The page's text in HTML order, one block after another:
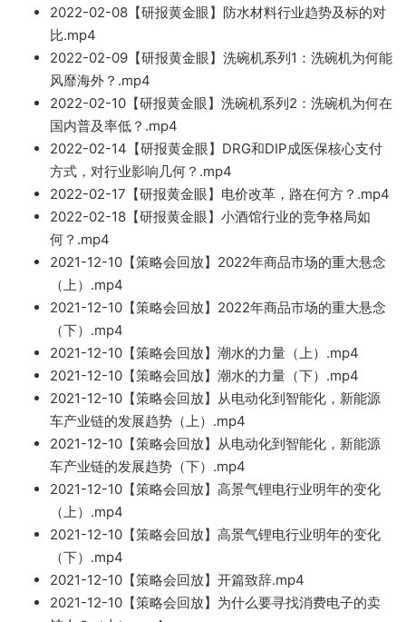
2022-02-08【研报黄金眼】防水材料行业趋势及标的对
比.mp4
2022-02-09【研报黄金眼】洗碗机系列1：洗碗机为何能
风靡海外 ？.mp4
2022-02-10【研报黄金眼】洗碗机系列2：洗碗机为何在
国内普及率低？.mp4
2022-02-14【研报黄金眼】DRG和DIP成医保核心支付
方式，对行业影响几何？.mp4
2022-02-17【研报黄金眼】电价改革，路在何方？.mp4
2022-02-18【研报黄金眼】小酒馆行业的竞争格局如
何？.mp4
2021-12-10【策略会回放】2022年商品市场的重大悬念
（上）.mp4
2021-12-10【策略会回放】2022年商品市场的重大悬念
（下）.mp4
2021-12-10【策略会回放】潮水的力量（上） .mp4
2021-12-10【策略会回放】潮水的力量（下）.mp4
2021-12-10【策略会回放】从电动化到智能化，新能源
车产业链的发展趋势（上）.mp4
2021-12-10【策略会回放】从电动化到智能化， 新能源
车产业链的发展趋势（下）.mp4
2021-12-10【策略会回放】高景气锂电行业明年的变化
（上）.mp4
2021-12-10【策略会回放】 高景气锂电行业明年的变化
（下）.mp4
2021-12-10【策略会回放】开篇致辞.mp4
2021-12-10【策略会回放】为什么要寻找消费电子的卖